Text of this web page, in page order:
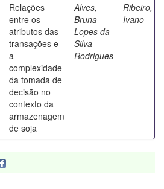
Relações
entre os
atributos das
transações e
a
complexidade
da tomada de
decisão no
contexto da
armazenagem
de soja
Alves,
Bruna
Lopes da
Silva
Rodrigues
Ribeiro,
Ivano